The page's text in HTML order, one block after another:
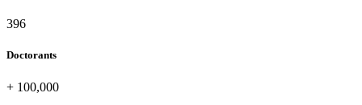
420
Doctorants
+ 100,000